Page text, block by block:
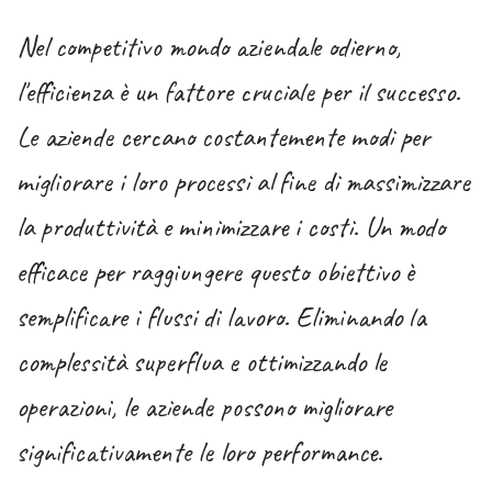
Nel competitivo mondo aziendale odierno,
l'efficienza è un fattore cruciale per il successo.
Le aziende cercano costantemente modi per
migliorare i loro processi al fine di massimizzare
la produttività e minimizzare i costi. Un modo
efficace per raggiungere questo obiettivo è
semplificare i flussi di lavoro. Eliminando la
complessità superflua e ottimizzando le
operazioni, le aziende possono migliorare
significativamente le loro performance.